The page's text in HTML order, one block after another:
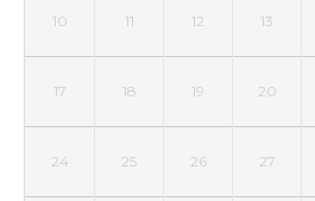
10 11 12 13
17 18 19 20
24 25 26 27